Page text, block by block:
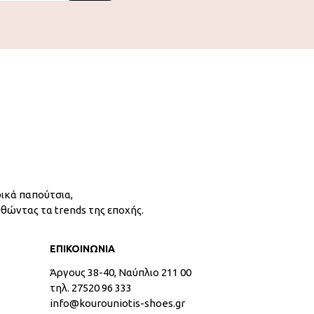
παπούτσια,
τα trends της εποχής.
ΕΠΙΚΟΙΝΩΝΙΑ
Άργους 38-40, Ναύπλιο 211 00
τηλ. 27520 96 333
info@kourouniotis-shoes.gr